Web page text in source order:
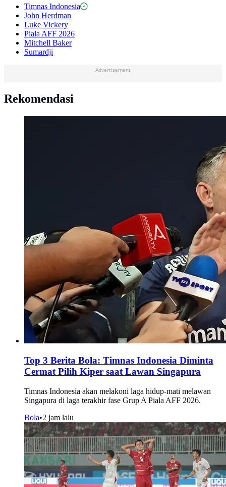
Timnas Indonesia
John Herdman
Luke Vickery
Piala AFF 2026
Mitchell Baker
Sumardji
Advertisement
Rekomendasi
Top 3 Berita Bola: Timnas Indonesia Diminta
Cermat Pilih Kiper saat Lawan Singapura
Timnas Indonesia akan melakoni laga hidup-mati melawan
Singapura di laga terakhir fase Grup A Piala AFF 2026.
Bola•2 jam lalu